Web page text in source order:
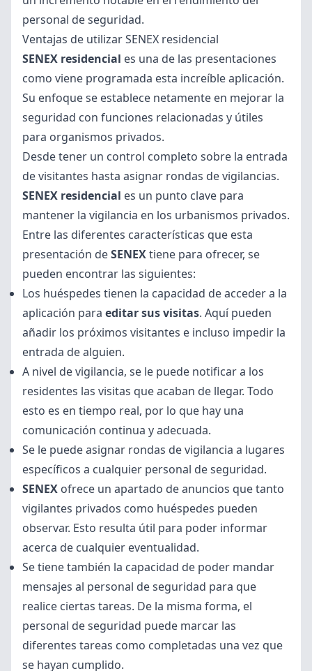
personal de seguridad.
Ventajas de utilizar SENEX residencial
SENEX residencial es una de las presentaciones
como viene programada esta increíble aplicación.
Su enfoque se establece netamente en mejorar la
seguridad con funciones relacionadas y útiles
para organismos privados.
Desde tener un control completo sobre la entrada
de visitantes hasta asignar rondas de vigilancias.
SENEX residencial es un punto clave para
mantener la vigilancia en los urbanismos privados.
Entre las diferentes características que esta
presentación deSENEXtiene para ofrecer, se
pueden encontrar las siguientes:
Los huéspedes tienen la capacidad de acceder a la
aplicación para editar sus visitas. Aquí pueden
añadir los próximos visitantes e incluso impedir la
entrada de alguien.
A nivel de vigilancia, se le puede notificar a los
residentes las visitas que acaban de llegar. Todo
esto es en tiempo real, por lo que hay una
comunicación continua y adecuada.
Se le puede asignar rondas de vigilancia a lugares
específicos a cualquier personal de seguridad.
SENEX ofrece un apartado de anuncios que tanto
vigilantes privados como huéspedes pueden
observar. Esto resulta útil para poder informar
acerca de cualquier eventualidad.
Se tiene también la capacidad de poder mandar
mensajes al personal de seguridad para que
realice ciertas tareas. De la misma forma, el
personal de seguridad puede marcar las
diferentes tareas como completadas una vez que
se hayan cumplido.